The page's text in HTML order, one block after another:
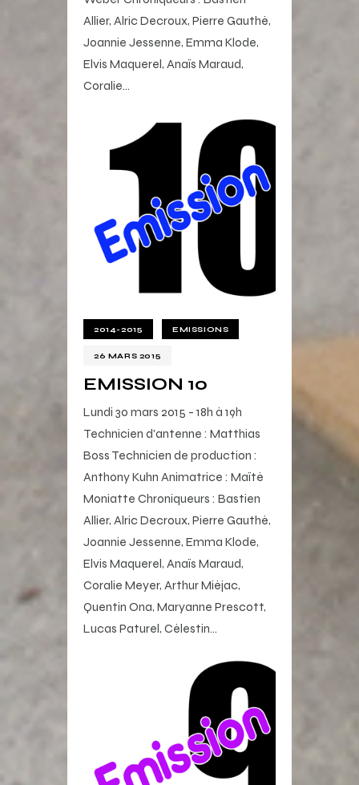
Allier, Alric Decroux, Pierre Gauthé,
Joannie Jessenne, Emma Klode,
Elvis Maquerel, Anaïs Maraud,
Coralie…
2014-2015 EMISSIONS
26 MARS 2015
EMISSION 10
Lundi 30 mars 2015 - 18h à 19h
Technicien d'antenne : Matthias
Boss Technicien de production :
Anthony Kuhn Animatrice : Maïté
Moniatte Chroniqueurs : Bastien
Allier, Alric Decroux, Pierre Gauthé,
Joannie Jessenne, Emma Klode,
Elvis Maquerel, Anaïs Maraud,
Coralie Meyer, Arthur Miéjac,
Quentin Ona, Maryanne Prescott,
Lucas Paturel, Célestin…